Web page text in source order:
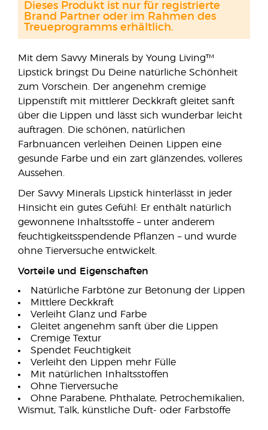
Mit dem Savvy Minerals by Young Living™
Lipstick bringst Du Deine natürliche Schönheit
zum Vorschein. Der angenehm cremige
Lippenstift mit mittlerer Deckkraft gleitet sanft
über die Lippen und lässt sich wunderbar leicht
auftragen. Die schönen, natürlichen
Farbnuancen verleihen Deinen Lippen eine
gesunde Farbe und ein zart glänzendes, volleres
Aussehen.
Der Savvy Minerals Lipstick hinterlässt in jeder
Hinsicht ein gutes Gefühl: Er enthält natürlich
gewonnene Inhaltsstoffe – unter anderem
feuchtigkeitsspendende Pflanzen – und wurde
ohne Tierversuche entwickelt.
Vorteile und Eigenschaften
Natürliche Farbtöne zur Betonung der Lippen
Mittlere Deckkraft
Verleiht Glanz und Farbe
Gleitet angenehm sanft über die Lippen
Cremige Textur
Spendet Feuchtigkeit
Verleiht den Lippen mehr Fülle
Mit natürlichen Inhaltsstoffen
Ohne Tierversuche
Ohne Parabene, Phthalate, Petrochemikalien,
Wismut, Talk, künstliche Duft- oder Farbstoffe
Dieses Produkt ist nur für registrierte
Brand Partner oder im Rahmen des
Treueprogramms erhältlich.